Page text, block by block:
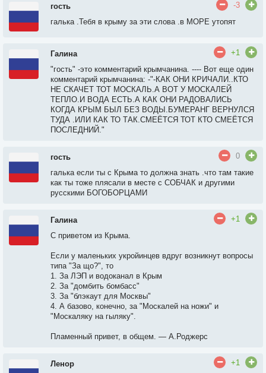
гость
-3
галька .Тебя в крыму за эти слова .в МОРЕ утопят
Галина
+1
"гость" -это комментарий крымчанина. ---- Вот еще один
комментарий крымчанина: -"-КАК ОНИ КРИЧАЛИ..КТО
НЕ СКАЧЕТ ТОТ МОСКАЛЬ.А ВОТ У МОСКАЛЕЙ
ТЕПЛО.И ВОДА ЕСТЬ.А КАК ОНИ РАДОВАЛИСЬ
КОГДА КРЫМ БЫЛ БЕЗ ВОДЫ.БУМЕРАНГ ВЕРНУЛСЯ
ТУДА .ИЛИ КАК ТО ТАК.СМЕЁТСЯ ТОТ КТО СМЕЁТСЯ
ПОСЛЕДНИЙ."
гость
0
галька если ты с Крыма то должна знать .что там такие
как ты тоже плясали в месте с СОБЧАК и другими
русскими БОГОБОРЦАМИ
Галина
+1
С приветом из Крыма.
Если у маленьких укройинцев вдруг возникнут вопросы
типа "За що?", то
1. За ЛЭП и водоканал в Крым
2. За "домбить бомбасс"
3. За "блэкаут для Москвы"
4. А базово, конечно, за "Москалей на ножи" и
"Москаляку на гыляку".
Пламенный привет, в общем. — А.Роджерс
Ленор
+1